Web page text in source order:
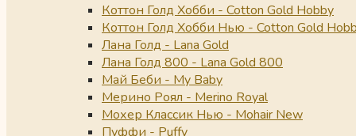
Коттон Голд Хобби - Cotton Gold Hobby
Коттон Голд Хобби Нью - Cotton Gold
Лана Голд - Lana Gold
Лана Голд 800 - Lana Gold 800
Май Беби - My Baby
Мерино Роял - Merino Royal
Мохер Классик Нью - Mohair New
Пуффи - Puffy